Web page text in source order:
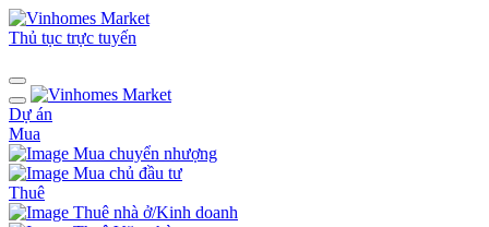
Thủ tục trực tuyến
Dự án
Mua
Mua chuyển nhượng
Mua chủ đầu tư
Thuê
Thuê nhà ở/Kinh doanh